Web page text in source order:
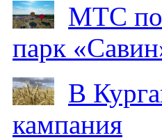
МТС
парк
В
кампания